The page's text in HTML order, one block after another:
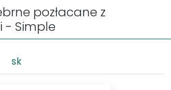
pozłacane z
- Simple
sk